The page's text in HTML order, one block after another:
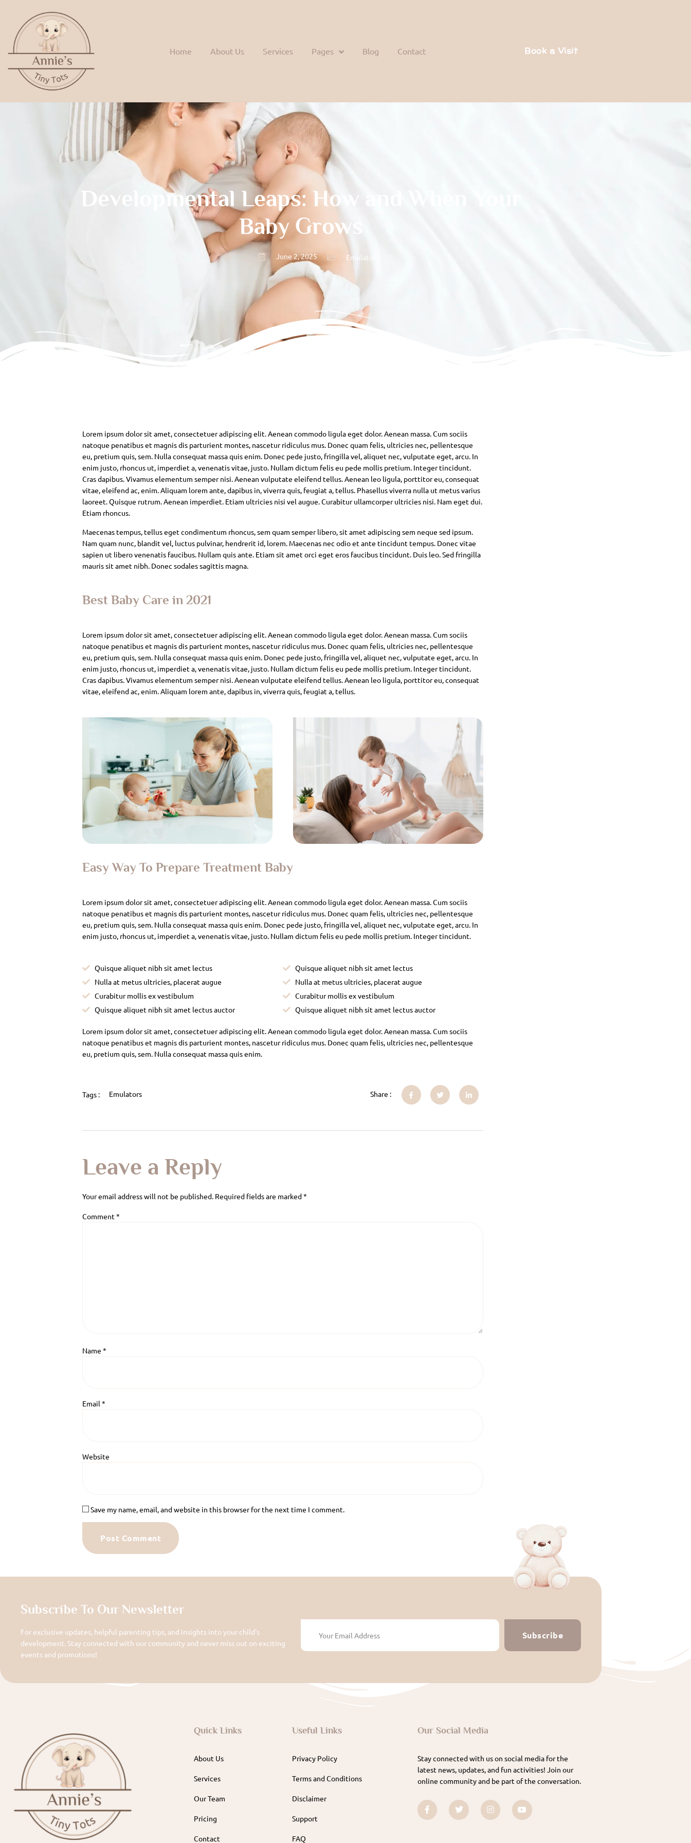
Home About Us Services Pages Blog Contact Book a Visit
Developmental Leaps: How and When Your
Baby Grows
June 2, 2025 Emulators
Lorem ipsum dolor sit amet, consectetuer adipiscing elit. Aenean commodo ligula eget dolor. Aenean massa. Cum sociis
natoque penatibus et magnis dis parturient montes, nascetur ridiculus mus. Donec quam felis, ultricies nec, pellentesque
eu, pretium quis, sem. Nulla consequat massa quis enim. Donec pede justo, fringilla vel, aliquet nec, vulputate eget, arcu. In
enim justo, rhoncus ut, imperdiet a, venenatis vitae, justo. Nullam dictum felis eu pede mollis pretium. Integer tincidunt.
Cras dapibus. Vivamus elementum semper nisi. Aenean vulputate eleifend tellus. Aenean leo ligula, porttitor eu, consequat
vitae, eleifend ac, enim. Aliquam lorem ante, dapibus in, viverra quis, feugiat a, tellus. Phasellus viverra nulla ut metus varius
laoreet. Quisque rutrum. Aenean imperdiet. Etiam ultricies nisi vel augue. Curabitur ullamcorper ultricies nisi. Nam eget dui.
Etiam rhoncus.
Maecenas tempus, tellus eget condimentum rhoncus, sem quam semper libero, sit amet adipiscing sem neque sed ipsum.
Nam quam nunc, blandit vel, luctus pulvinar, hendrerit id, lorem. Maecenas nec odio et ante tincidunt tempus. Donec vitae
sapien ut libero venenatis faucibus. Nullam quis ante. Etiam sit amet orci eget eros faucibus tincidunt. Duis leo. Sed fringilla
mauris sit amet nibh. Donec sodales sagittis magna.
Best Baby Care in 2021
Lorem ipsum dolor sit amet, consectetuer adipiscing elit. Aenean commodo ligula eget dolor. Aenean massa. Cum sociis
natoque penatibus et magnis dis parturient montes, nascetur ridiculus mus. Donec quam felis, ultricies nec, pellentesque
eu, pretium quis, sem. Nulla consequat massa quis enim. Donec pede justo, fringilla vel, aliquet nec, vulputate eget, arcu. In
enim justo, rhoncus ut, imperdiet a, venenatis vitae, justo. Nullam dictum felis eu pede mollis pretium. Integer tincidunt.
Cras dapibus. Vivamus elementum semper nisi. Aenean vulputate eleifend tellus. Aenean leo ligula, porttitor eu, consequat
vitae, eleifend ac, enim. Aliquam lorem ante, dapibus in, viverra quis, feugiat a, tellus.
Easy Way To Prepare Treatment Baby
Lorem ipsum dolor sit amet, consectetuer adipiscing elit. Aenean commodo ligula eget dolor. Aenean massa. Cum sociis
natoque penatibus et magnis dis parturient montes, nascetur ridiculus mus. Donec quam felis, ultricies nec, pellentesque
eu, pretium quis, sem. Nulla consequat massa quis enim. Donec pede justo, fringilla vel, aliquet nec, vulputate eget, arcu. In
enim justo, rhoncus ut, imperdiet a, venenatis vitae, justo. Nullam dictum felis eu pede mollis pretium. Integer tincidunt.
Quisque aliquet nibh sit amet lectus
Nulla at metus ultricies, placerat augue
Curabitur mollis ex vestibulum
Quisque aliquet nibh sit amet lectus auctor
Quisque aliquet nibh sit amet lectus
Nulla at metus ultricies, placerat augue
Curabitur mollis ex vestibulum
Quisque aliquet nibh sit amet lectus auctor
Lorem ipsum dolor sit amet, consectetuer adipiscing elit. Aenean commodo ligula eget dolor. Aenean massa. Cum sociis
natoque penatibus et magnis dis parturient montes, nascetur ridiculus mus. Donec quam felis, ultricies nec, pellentesque
eu, pretium quis, sem. Nulla consequat massa quis enim.
Tags : Emulators Share :
Leave a Reply
Your email address will not be published. Required fields are marked*
Comment*
Name *
Email *
Website
Save my name, email, and website in this browser for the next time I comment.
Subscribe To Our Newsletter
For exclusive updates, helpful parenting tips, and insights into your child's
development. Stay connected with our community and never miss out on exciting
events and promotions!
Subscribe
Quick Links
About Us
Services
Our Team
Pricing
Contact
Useful Links
Privacy Policy
Terms and Conditions
Disclaimer
Support
FAQ
Our Social Media
Stay connected with us on social media for the
latest news, updates, and fun activities! Join our
online community and be part of the conversation.